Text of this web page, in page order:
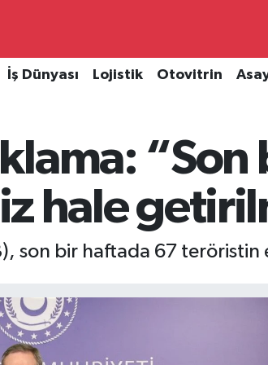
İş Dünyası Lojistik Otovitrin
hale
son bir haftada 67